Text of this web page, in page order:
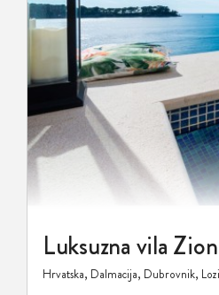
Luksuzna vila
Hrvatska, Dalmacija, Dubrovnik,